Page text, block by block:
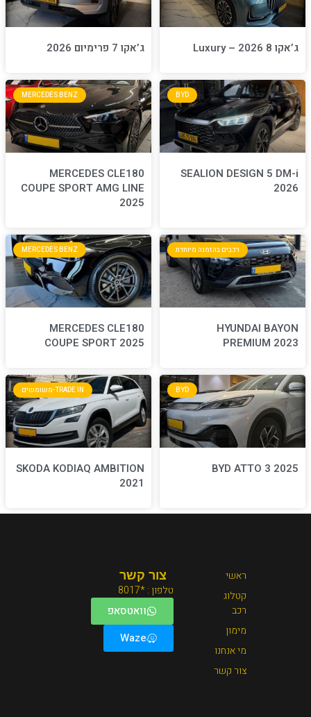
ג’אקו 7 פרימיום 2026
BYD
MERCEDES BENZ
MERCEDES CLE180
COUPE SPORT AMG LINE
MERCEDES BENZ
MERCEDES CLE180
COUPE SPORT 2025
BYD TRADE IN-משומשים
SKODA KODIAQ AMBITION
צור קשר
וואטסאפ
Waze